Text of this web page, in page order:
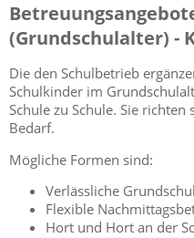
(Grundschulalter) -
Die den Schulbetrieb
Schulkinder im
Schule zu Schule. Sie
Bedarf.
Mögliche Formen sind:
Verlässliche
Flexible
Hort und Hort an der